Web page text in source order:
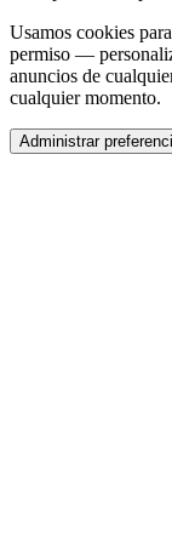
Usamos cookies
permiso —
anuncios de
cualquier momento.
Administrar